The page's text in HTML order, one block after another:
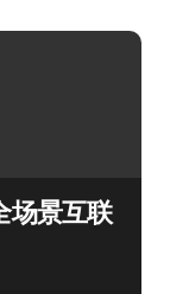
场景互联